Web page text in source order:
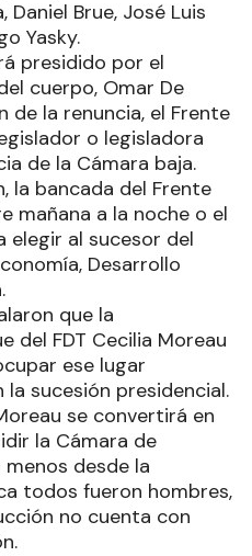
Daniel Brue, José Luis
Yasky.
presidido por el
cuerpo, Omar De
de la renuncia, el Frente
o legisladora
de la Cámara baja.
la bancada del Frente
mañana a la noche o el
elegir al sucesor del
Desarrollo
que la
del FDT Cecilia Moreau
ese lugar
sucesión presidencial.
se convertirá en
la Cámara de
desde la
todos fueron hombres,
no cuenta con